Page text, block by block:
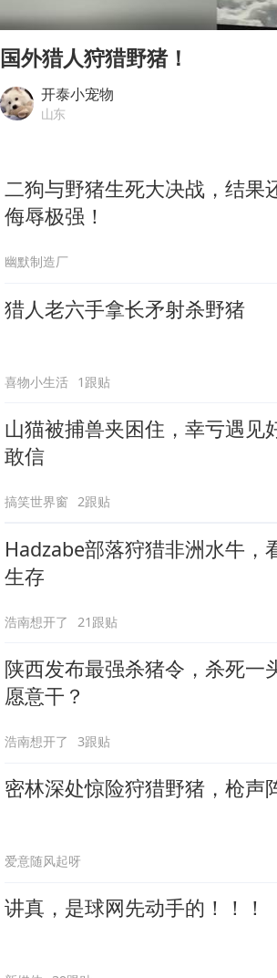
杨某某拒服兵役
小区物业费要上涨
中国经济展现强大
Play
国外猎人狩猎野猪！
开泰小宠物
山东
二狗与野猪生死大决战，结果
侮辱极强！
幽默制造厂
猎人老六手拿长矛射杀野猪
喜物小生活 1跟贴
山猫被捕兽夹困住，幸亏遇见
敢信
搞笑世界窗 2跟贴
Hadzabe部落狩猎非洲水牛，
生存
浩南想开了 21跟贴
陕西发布最强杀猪令，杀死一
愿意干？
浩南想开了 3跟贴
密林深处惊险狩猎野猪，枪声
爱意随风起呀
讲真，是球网先动手的！！！